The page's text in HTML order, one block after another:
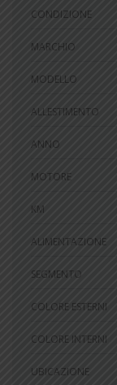
CONDIZIONE
MARCHIO
MODELLO
ALLESTIMENTO
ANNO
MOTORE
KM
ALIMENTAZIONE
SEGMENTO
COLORE ESTERNI
COLORE INTERNI
UBICAZIONE